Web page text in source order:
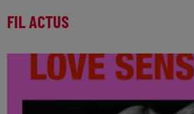
FIL ACTUS